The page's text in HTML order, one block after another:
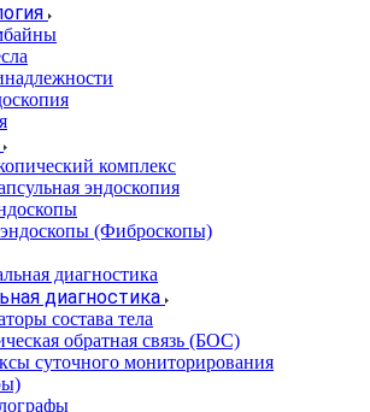
комплекс
эндоскопия
(Фиброcкопы)
диагностика
состава тела
обратная связь (БОС)
суточного мониторирования